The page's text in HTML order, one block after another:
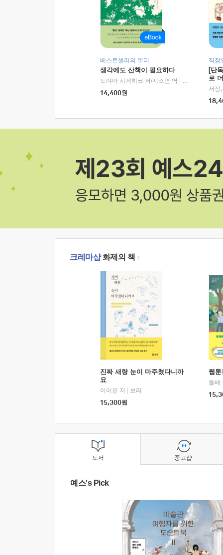
베스트셀러의 뿌리
생각에도 산책이 필요하다
도야마 시게히코 저/지소연 역
알에이치코리
14,400원
직장
[단
로
크레마샵화제의 책
진짜 새랑 눈이 마주쳤다니까
요
이이은 저
보리
15,300원
웹
돌배
도서
예스's Pick
중고샵